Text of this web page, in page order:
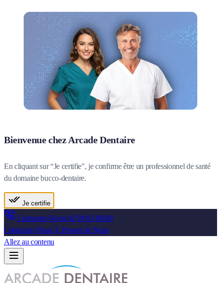
Bienvenue chez Arcade Dentaire
En cliquant sur “Je certifie", je confirme être un professionnel de santé
du domaine bucco-dentaire.
Je certifie
Contactez-Nous02 99 83 88 89
Contactez-Nous À Propos de Nous
Allez au contenu